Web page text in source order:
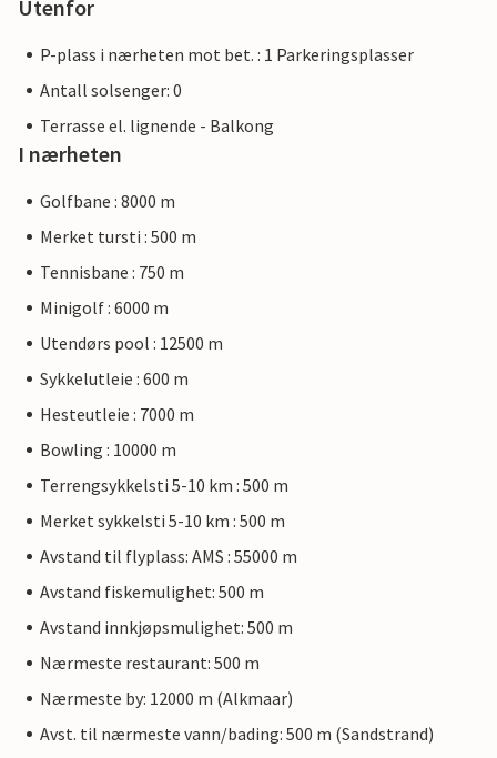
Utenfor
P-plass i nærheten mot bet. : 1 Parkeringsplasser
Antall solsenger: 0
Terrasse el. lignende - Balkong
I nærheten
Golfbane : 8000 m
Merket tursti : 500 m
Tennisbane : 750 m
Minigolf : 6000 m
Utendørs pool : 12500 m
Sykkelutleie : 600 m
Hesteutleie : 7000 m
Bowling : 10000 m
Terrengsykkelsti 5-10 km : 500 m
Merket sykkelsti 5-10 km : 500 m
Avstand til flyplass: AMS : 55000 m
Avstand fiskemulighet: 500 m
Avstand innkjøpsmulighet: 500 m
Nærmeste restaurant: 500 m
Nærmeste by: 12000 m (Alkmaar)
Avst. til nærmeste vann/bading: 500 m (Sandstrand)